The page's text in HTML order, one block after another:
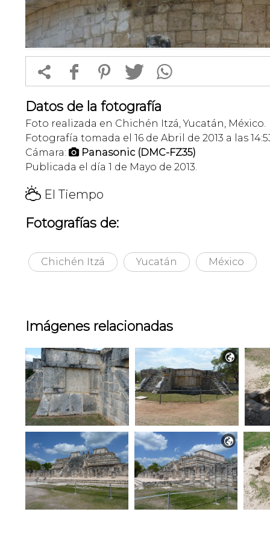
 f 1 T 
Datos de la fotografía
Foto realizada en Chichén Itzá, Yucatán, México.
Fotografía tomada el 16 de Abril de 2013 a las
Cámara:  Panasonic (DMC-FZ35)
Publicada el día 1 de Mayo de 2013.
H El Tiempo
Fotografías de:
Chichén Itzá Yucatán México
Imágenes relacionadas

